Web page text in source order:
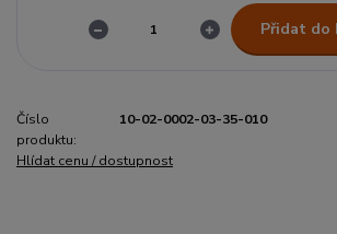
Přidat do
Číslo
produktu:
10-02-0002-03-35-010
Hlídat cenu / dostupnost